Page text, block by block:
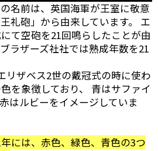
名前は、英国海軍が王室に敬意
礼砲」から由来しています。 エ
て空砲を21回鳴らしたことが由
ラザーズ社社では熟成年数を21
リザベス2世の戴冠式の時に使わ
を象徴しており、 青はサファイ
はルビーをイメージしていま
には、赤色、緑色、青色の3つ